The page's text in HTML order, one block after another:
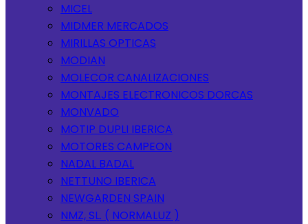
MICEL
MIDMER MERCADOS
MIRILLAS OPTICAS
MODIAN
MOLECOR CANALIZACIONES
MONTAJES ELECTRONICOS DORCAS
MONVADO
MOTIP DUPLI IBERICA
MOTORES CAMPEON
NADAL BADAL
NETTUNO IBERICA
NEWGARDEN SPAIN
NMZ, SL. ( NORMALUZ )